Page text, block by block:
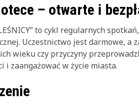
– otwarte i
to cykl regularnych
Uczestnictwo jest darmowe, a
wieku czy przyczyny
i zaangażować w życie miasta.